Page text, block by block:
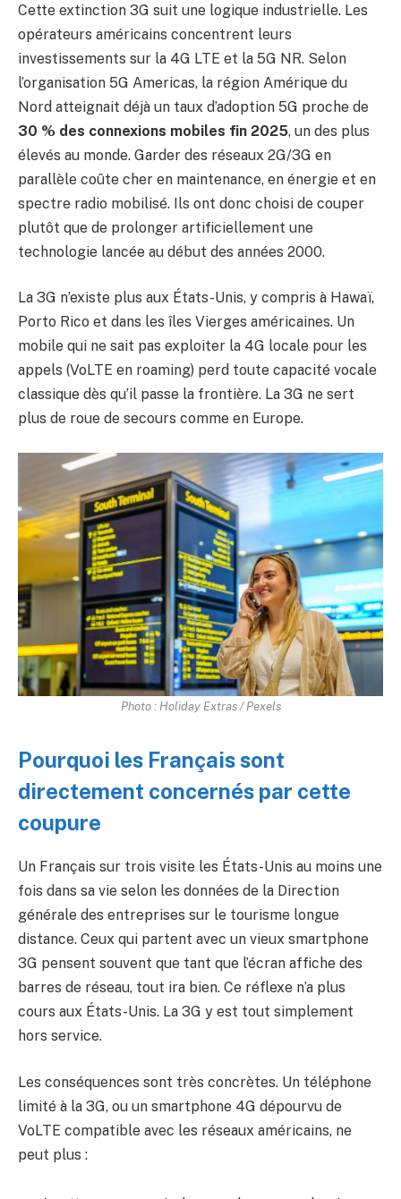
Cette extinction 3G suit une logique industrielle. Les
opérateurs américains concentrent leurs
investissements sur la 4G LTE et la 5G NR. Selon
l’organisation 5G Americas, la région Amérique du
Nord atteignait déjà un taux d’adoption 5G proche de
30 % des connexions mobiles fin 2025, un des plus
élevés au monde. Garder des réseaux 2G/3G en
parallèle coûte cher en maintenance, en énergie et en
spectre radio mobilisé. Ils ont donc choisi de couper
plutôt que de prolonger artificiellement une
technologie lancée au début des années 2000.
La 3G n’existe plus aux États-Unis, y compris à Hawaï,
Porto Rico et dans les îles Vierges américaines. Un
mobile qui ne sait pas exploiter la 4G locale pour les
appels (VoLTE en roaming) perd toute capacité vocale
classique dès qu’il passe la frontière. La 3G ne sert
plus de roue de secours comme en Europe.
Photo : Holiday Extras / Pexels
Pourquoi les Français sont
directement concernés par cette
coupure
Un Français sur trois visite les États-Unis au moins une
fois dans sa vie selon les données de la Direction
générale des entreprises sur le tourisme longue
distance. Ceux qui partent avec un vieux smartphone
3G pensent souvent que tant que l’écran affiche des
barres de réseau, tout ira bien. Ce réflexe n’a plus
cours aux États-Unis. La 3G y est tout simplement
hors service.
Les conséquences sont très concrètes. Un téléphone
limité à la 3G, ou un smartphone 4G dépourvu de
VoLTE compatible avec les réseaux américains, ne
peut plus :